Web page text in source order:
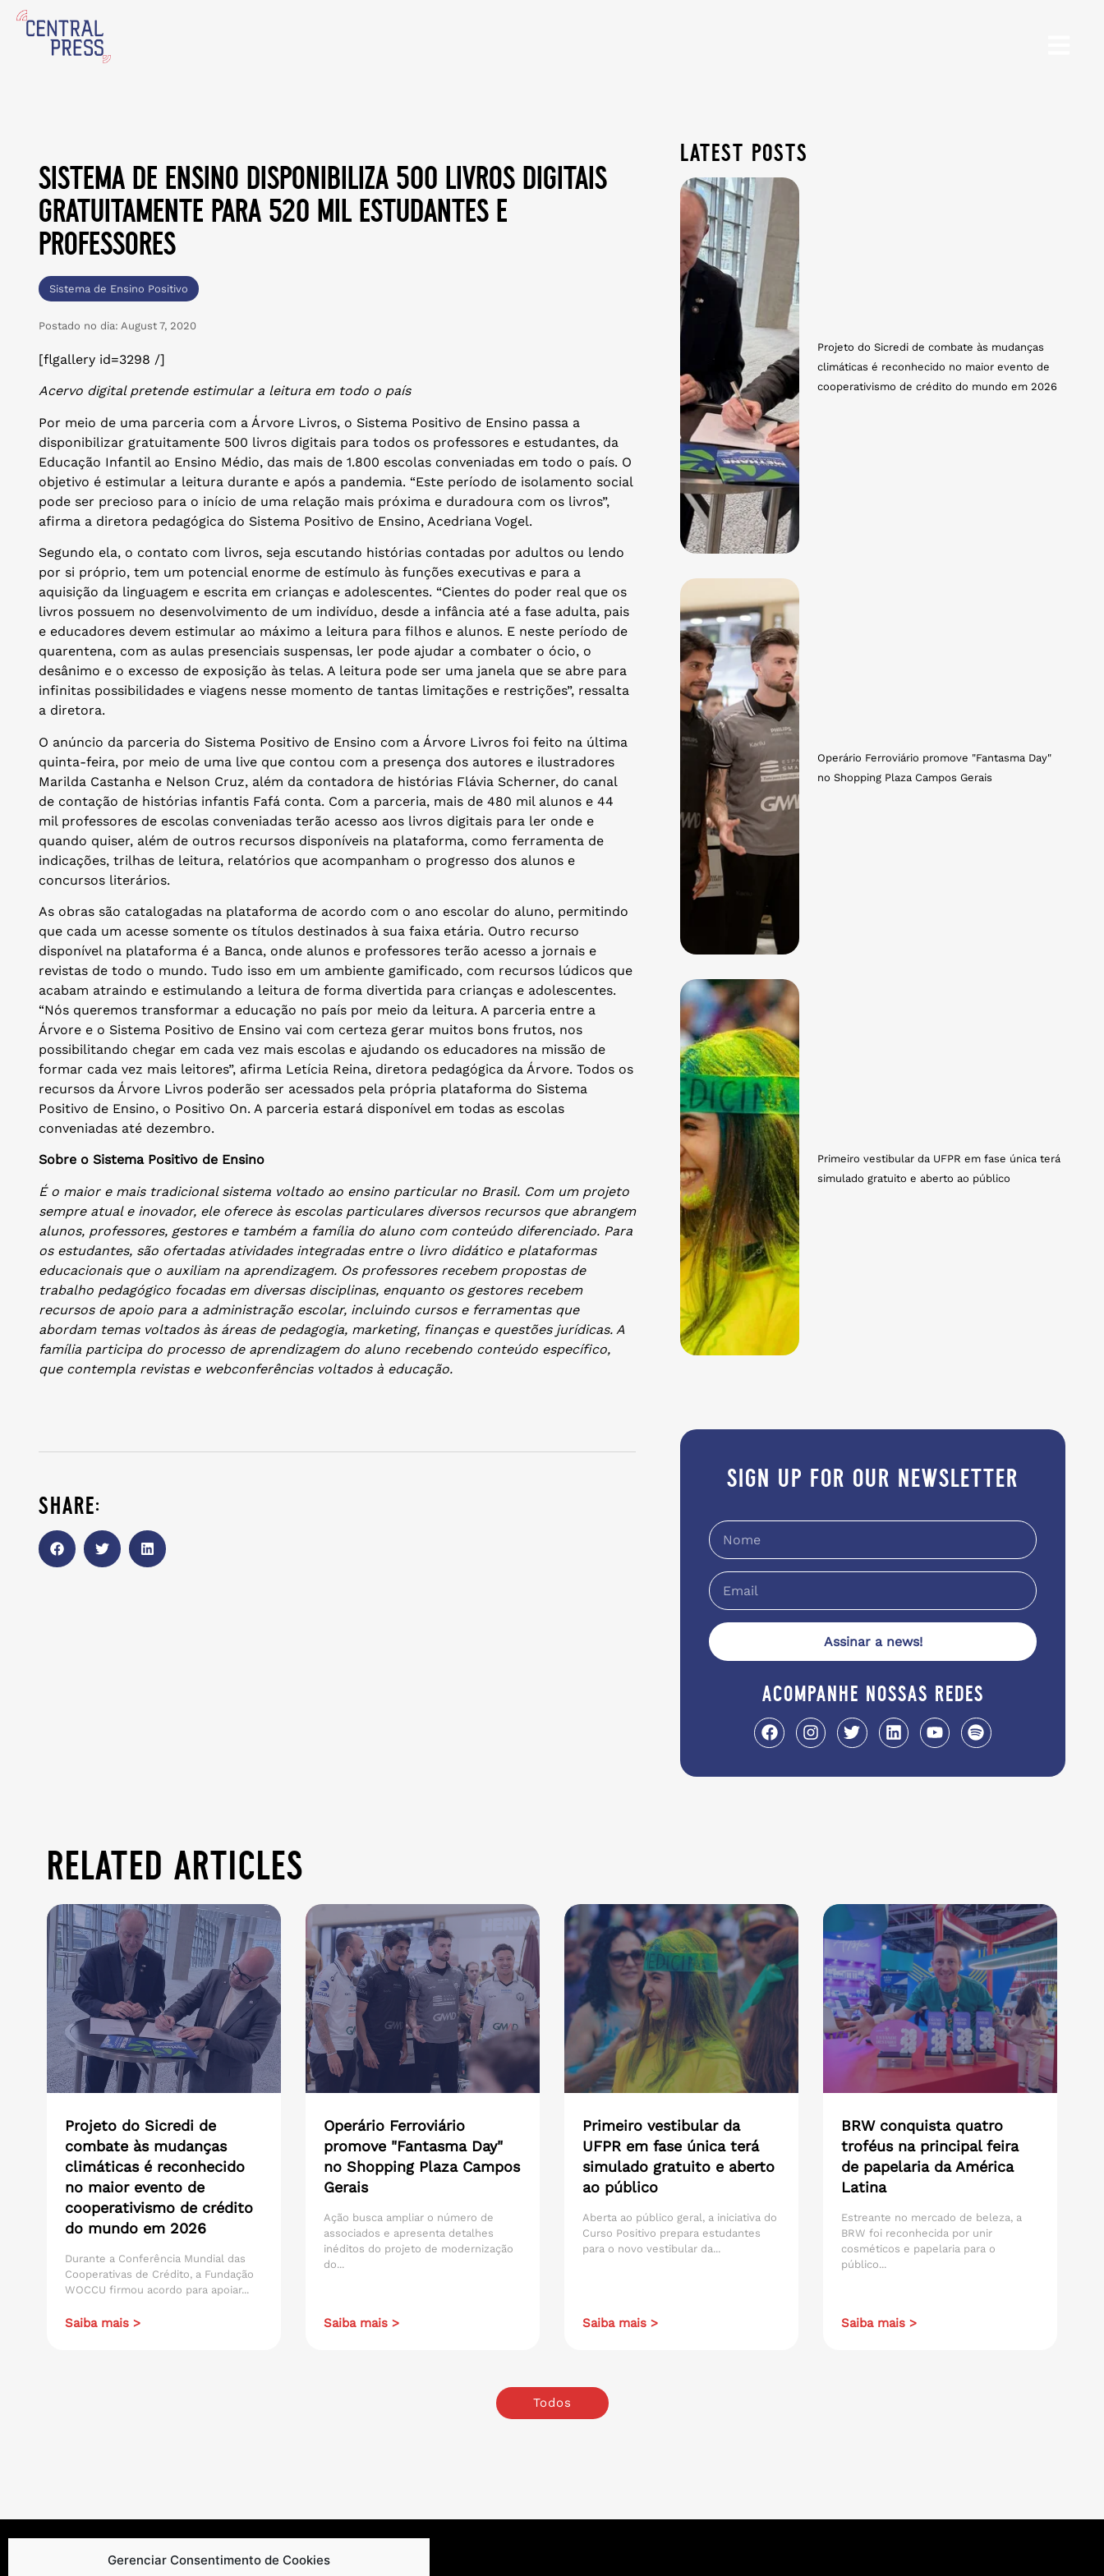
Gerenciar Consentimento de Cookies
sistema de ensino disponibiliza 500 livros digitais
gratuitamente para 520 mil estudantes e
professores
Sistema de Ensino Positivo
Postado no dia: August 7, 2020
[flgallery id=3298 /]
Acervo digital pretende estimular a leitura em todo o país
Por meio de uma parceria com a Árvore Livros, o Sistema Positivo de Ensino passa a
disponibilizar gratuitamente 500 livros digitais para todos os professores e estudantes, da
Educação Infantil ao Ensino Médio, das mais de 1.800 escolas conveniadas em todo o país. O
objetivo é estimular a leitura durante e após a pandemia. “Este período de isolamento social
pode ser precioso para o início de uma relação mais próxima e duradoura com os livros”,
afirma a diretora pedagógica do Sistema Positivo de Ensino, Acedriana Vogel.
Segundo ela, o contato com livros, seja escutando histórias contadas por adultos ou lendo
por si próprio, tem um potencial enorme de estímulo às funções executivas e para a
aquisição da linguagem e escrita em crianças e adolescentes. “Cientes do poder real que os
livros possuem no desenvolvimento de um indivíduo, desde a infância até a fase adulta, pais
e educadores devem estimular ao máximo a leitura para filhos e alunos. E neste período de
quarentena, com as aulas presenciais suspensas, ler pode ajudar a combater o ócio, o
desânimo e o excesso de exposição às telas. A leitura pode ser uma janela que se abre para
infinitas possibilidades e viagens nesse momento de tantas limitações e restrições”, ressalta
a diretora.
O anúncio da parceria do Sistema Positivo de Ensino com a Árvore Livros foi feito na última
quinta-feira, por meio de uma live que contou com a presença dos autores e ilustradores
Marilda Castanha e Nelson Cruz, além da contadora de histórias Flávia Scherner, do canal
de contação de histórias infantis Fafá conta. Com a parceria, mais de 480 mil alunos e 44
mil professores de escolas conveniadas terão acesso aos livros digitais para ler onde e
quando quiser, além de outros recursos disponíveis na plataforma, como ferramenta de
indicações, trilhas de leitura, relatórios que acompanham o progresso dos alunos e
concursos literários.
As obras são catalogadas na plataforma de acordo com o ano escolar do aluno, permitindo
que cada um acesse somente os títulos destinados à sua faixa etária. Outro recurso
disponível na plataforma é a Banca, onde alunos e professores terão acesso a jornais e
revistas de todo o mundo. Tudo isso em um ambiente gamificado, com recursos lúdicos que
acabam atraindo e estimulando a leitura de forma divertida para crianças e adolescentes.
“Nós queremos transformar a educação no país por meio da leitura. A parceria entre a
Árvore e o Sistema Positivo de Ensino vai com certeza gerar muitos bons frutos, nos
possibilitando chegar em cada vez mais escolas e ajudando os educadores na missão de
formar cada vez mais leitores”, afirma Letícia Reina, diretora pedagógica da Árvore. Todos os
recursos da Árvore Livros poderão ser acessados pela própria plataforma do Sistema
Positivo de Ensino, o Positivo On. A parceria estará disponível em todas as escolas
conveniadas até dezembro.
Sobre o Sistema Positivo de Ensino
É o maior e mais tradicional sistema voltado ao ensino particular no Brasil. Com um projeto
sempre atual e inovador, ele oferece às escolas particulares diversos recursos que abrangem
alunos, professores, gestores e também a família do aluno com conteúdo diferenciado. Para
os estudantes, são ofertadas atividades integradas entre o livro didático e plataformas
educacionais que o auxiliam na aprendizagem. Os professores recebem propostas de
trabalho pedagógico focadas em diversas disciplinas, enquanto os gestores recebem
recursos de apoio para a administração escolar, incluindo cursos e ferramentas que
abordam temas voltados às áreas de pedagogia, marketing, finanças e questões jurídicas. A
família participa do processo de aprendizagem do aluno recebendo conteúdo específico,
que contempla revistas e webconferências voltados à educação.
share:
latest posts
Projeto do Sicredi de combate às mudanças
climáticas é reconhecido no maior evento de
cooperativismo de crédito do mundo em 2026
Operário Ferroviário promove "Fantasma Day"
no Shopping Plaza Campos Gerais
Primeiro vestibular da UFPR em fase única terá
simulado gratuito e aberto ao público
sign up for our newsletter
Assinar a news!
acompanhe nossas redes
related articles
Projeto do Sicredi de
combate às mudanças
climáticas é reconhecido
no maior evento de
cooperativismo de crédito
do mundo em 2026
Durante a Conferência Mundial das
Cooperativas de Crédito, a Fundação
WOCCU firmou acordo para apoiar...
Saiba mais >
Operário Ferroviário
promove "Fantasma Day"
no Shopping Plaza Campos
Gerais
Ação busca ampliar o número de
associados e apresenta detalhes
inéditos do projeto de modernização
do...
Saiba mais >
Primeiro vestibular da
UFPR em fase única terá
simulado gratuito e aberto
ao público
Aberta ao público geral, a iniciativa do
Curso Positivo prepara estudantes
para o novo vestibular da...
Saiba mais >
BRW conquista quatro
troféus na principal feira
de papelaria da América
Latina
Estreante no mercado de beleza, a
BRW foi reconhecida por unir
cosméticos e papelaria para o
público...
Saiba mais >
Todos